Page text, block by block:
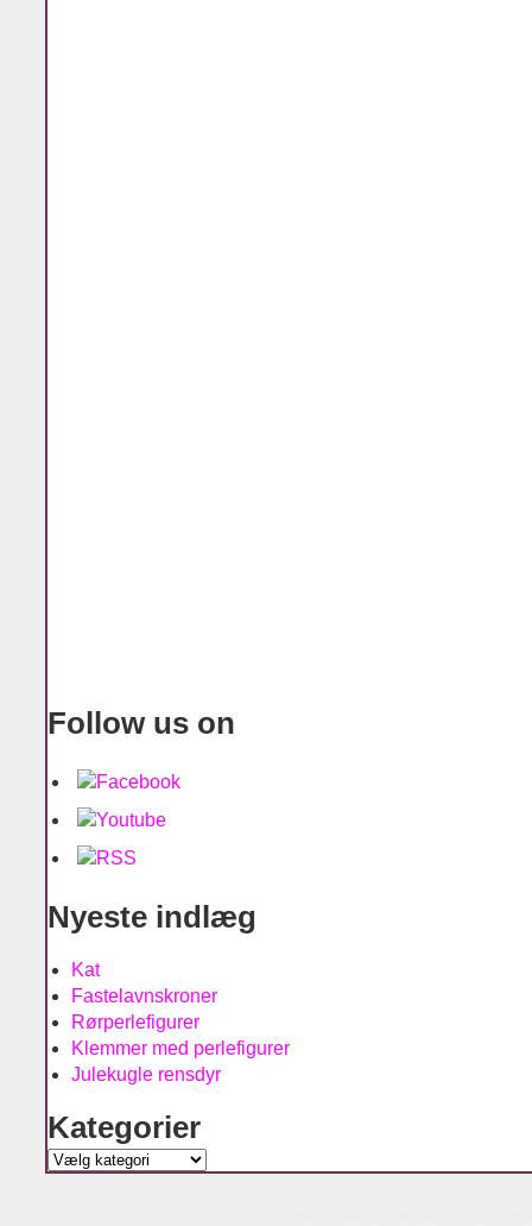
Follow us on
Nyeste indlæg
Kat
Fastelavnskroner
Rørperlefigurer
Klemmer med perlefigurer
Julekugle rensdyr
Kategorier
Kategorier